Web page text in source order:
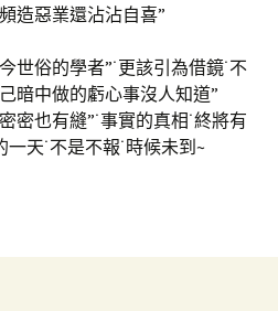
造惡業還沾沾自喜”
世俗的學者”˙更該引為借鏡˙不
暗中做的虧心事沒人知道”
密也有縫”˙事實的真相˙終將有
一天˙不是不報˙時候未到~